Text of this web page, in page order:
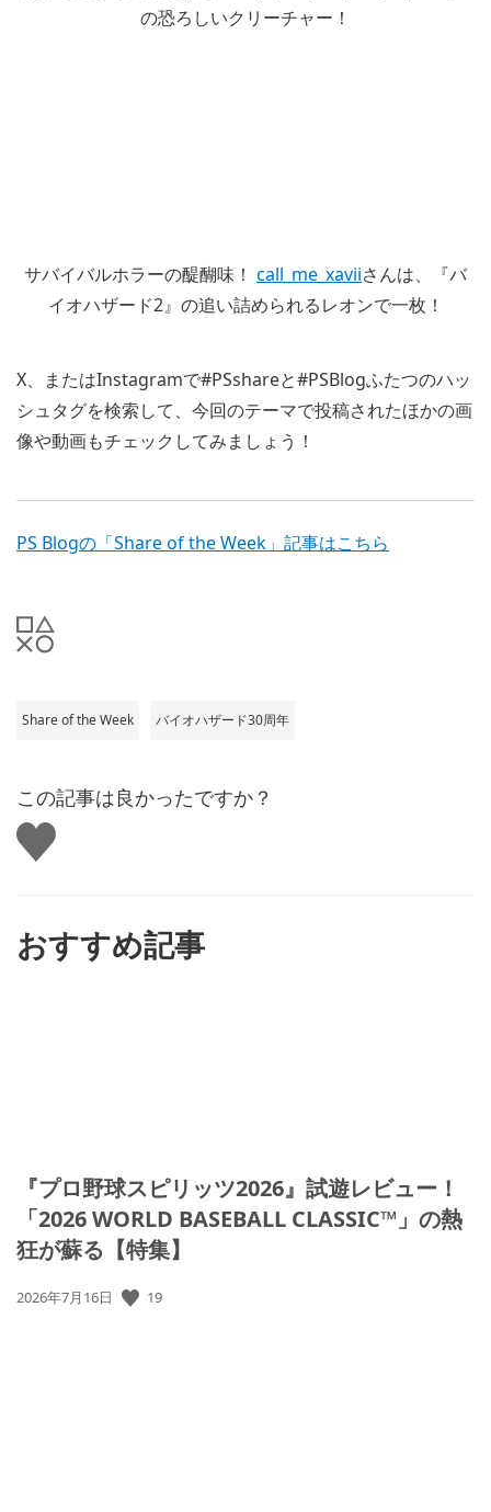
の恐ろしいクリーチャー！
サバイバルホラーの醍醐味！ call_me_xaviiさんは、『バ
イオハザード2』の追い詰められるレオンで一枚！
X、またはInstagramで#PSshareと#PSBlogふたつのハッ
シュタグを検索して、今回のテーマで投稿されたほかの画
像や動画もチェックしてみましょう！
PS Blogの「Share of the Week」記事はこちら
Share of the Week バイオハザード30周年
この記事は良かったですか？
い
い
おすすめ記事
『プロ野球スピリッツ2026』試遊レビュー！
「2026 WORLD BASEBALL CLASSIC™」の熱
狂が蘇る【特集】
公
2026年7月16日 19